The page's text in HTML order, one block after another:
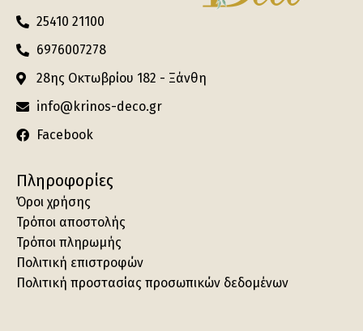
25410 21100
6976007278
28ης Οκτωβρίου 182 - Ξάνθη
info@krinos-deco.gr
Facebook
Πληροφορίες
Όροι χρήσης
Τρόποι αποστολής
Τρόποι πληρωμής
Πολιτική επιστροφών
Πολιτική προστασίας προσωπικών δεδομένων